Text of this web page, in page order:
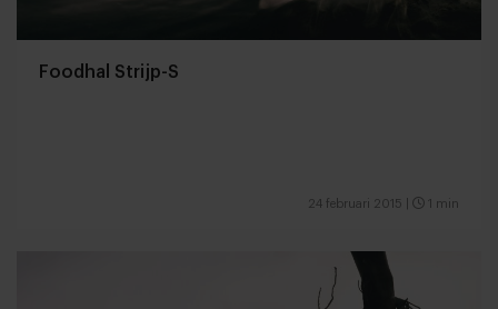
Foodhal Strijp-S
24 februari 2015 1 min